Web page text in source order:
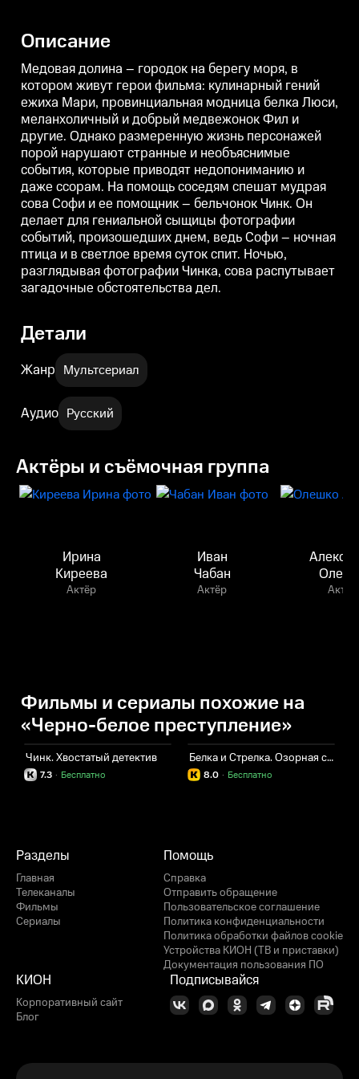
жизнь персонажей порой
нарушают странные и
необъяснимые события,
которые приводят
недопониманию и даже ссорам.
На помощь соседям спешат
мудрая сова Софи и ее
помощник – бельчонок Чинк. Он
делает для гениальной сыщицы
фотографии событий,
произошедших днем, ведь Софи
– ночная птица и в светлое
время суток спит. Ночью,
разглядывая фотографии Чинка,
сова распутывает загадочные
обстоятельства дел.
необъяснимые события,
которые приводят
недопониманию и даже ссорам.
На помощь соседям спешат
мудрая сова Софи и ее
помощник – бельчонок Чинк. Он
делает для гениальной сыщицы
фотографии событий,
произошедших днем, ведь Софи
– ночная птица и в светлое
время суток спит. Ночью,
разглядывая фотографии Чинка,
сова распутывает загадочные
обстоятельства дел.
Описание
Медовая долина – городок на берегу моря, в
котором живут герои фильма: кулинарный гений
ежиха Мари, провинциальная модница белка Люси,
меланхоличный и добрый медвежонок Фил и
другие. Однако размеренную жизнь персонажей
порой нарушают странные и необъяснимые
события, которые приводят недопониманию и
даже ссорам. На помощь соседям спешат мудрая
сова Софи и ее помощник – бельчонок Чинк. Он
делает для гениальной сыщицы фотографии
событий, произошедших днем, ведь Софи – ночная
птица и в светлое время суток спит. Ночью,
разглядывая фотографии Чинка, сова распутывает
загадочные обстоятельства дел.
Детали
Жанр Мультсериал
Аудио Русский
Актёры и съёмочная группа
Ирина
Киреева
Актёр
Иван
Чабан
Актёр Актёр
Фильмы и сериалы похожие на
«Черно-белое преступление»
Чинк. Хвостатый детектив
7.3 Бесплатно
·
Белка и Стрелка. Озорная семейка
8.0 Бесплатно
·
Разделы
Главная
Телеканалы
Фильмы
Сериалы
Помощь
Справка
Отправить обращение
Пользовательское соглашение
Политика конфиденциальности
Политика обработки файлов cookie
Устройства КИОН (ТВ и приставки)
Документация пользования ПО
КИОН
Корпоративный сайт
Блог
Подписывайся